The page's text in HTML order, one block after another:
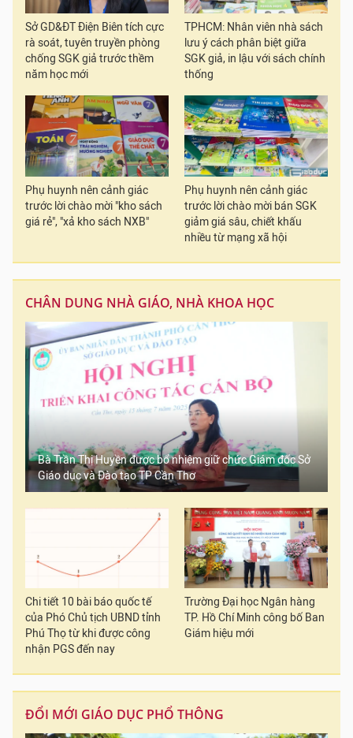
Sở GD&ĐT Điện Biên tích cực
rà soát, tuyên truyền phòng
chống SGK giả trước thềm
năm học mới
TPHCM: Nhân viên nhà sách
lưu ý cách phân biệt giữa
SGK giả, in lậu với sách chính
thống
Phụ huynh nên cảnh giác
trước lời chào mời "kho sách
giá rẻ", "xả kho sách NXB"
Phụ huynh nên cảnh giác
trước lời chào mời bán SGK
giảm giá sâu, chiết khấu
nhiều từ mạng xã hội
CHÂN DUNG NHÀ GIÁO, NHÀ KHOA HỌC
Bà Trần Thị Huyền được bổ nhiệm giữ chức Giám đốc Sở
Giáo dục và Đào tạo TP Cần Thơ
Chi tiết 10 bài báo quốc tế
của Phó Chủ tịch UBND tỉnh
Phú Thọ từ khi được công
nhận PGS đến nay
Trường Đại học Ngân hàng
TP. Hồ Chí Minh công bố Ban
Giám hiệu mới
ĐỔI MỚI GIÁO DỤC PHỔ THÔNG